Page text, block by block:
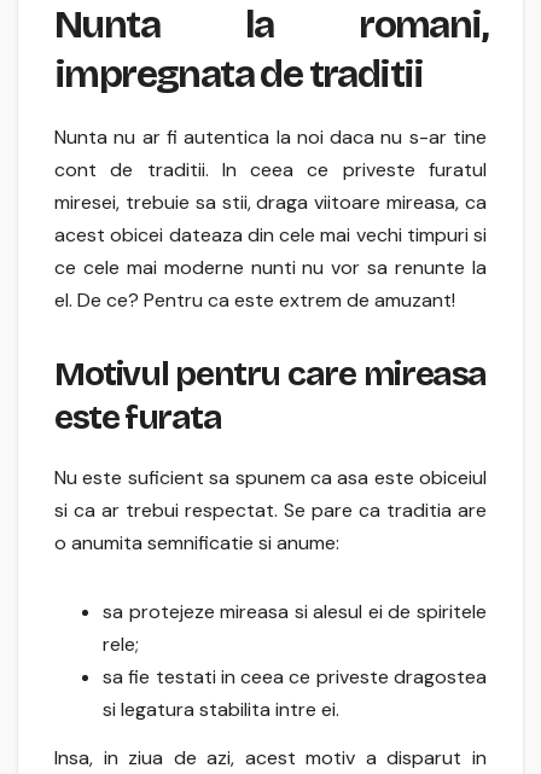
Nunta la romani,
impregnata de traditii
Nunta nu ar fi autentica la noi daca nu s-ar tine
cont de traditii. In ceea ce priveste furatul
miresei, trebuie sa stii, draga viitoare mireasa, ca
acest obicei dateaza din cele mai vechi timpuri si
ce cele mai moderne nunti nu vor sa renunte la
el. De ce? Pentru ca este extrem de amuzant!
Motivul pentru care mireasa
este furata
Nu este suficient sa spunem ca asa este obiceiul
si ca ar trebui respectat. Se pare ca traditia are
o anumita semnificatie si anume:
sa protejeze mireasa si alesul ei de spiritele
rele;
sa fie testati in ceea ce priveste dragostea
si legatura stabilita intre ei.
Insa, in ziua de azi, acest motiv a disparut in